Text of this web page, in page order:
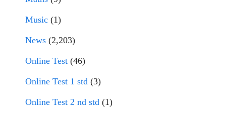
Music (1)
News (2,203)
Online Test (46)
Online Test 1 std (3)
Online Test 2 nd std (1)